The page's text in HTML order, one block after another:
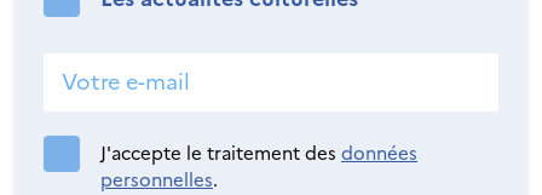
J'accepte le traitement des données
personnelles.